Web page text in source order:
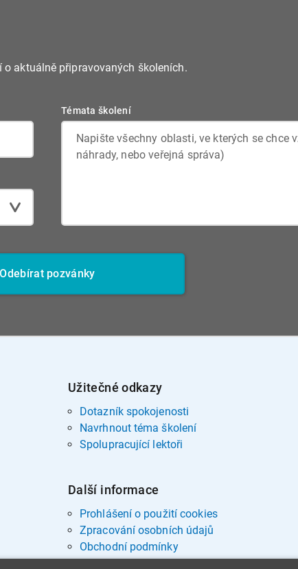
aktuálně připravovaných školeních.
Témata školení
Odebírat pozvánky
Užitečné odkazy
Dotazník spokojenosti
Navrhnout téma školení
Spolupracující lektoři
Další informace
Prohlášení o použití cookies
Zpracování osobních údajů
Obchodní podmínky